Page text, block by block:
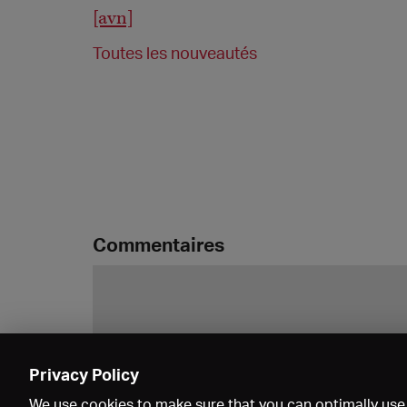
[avn]
Toutes les nouveautés
Commentaires
Privacy Policy